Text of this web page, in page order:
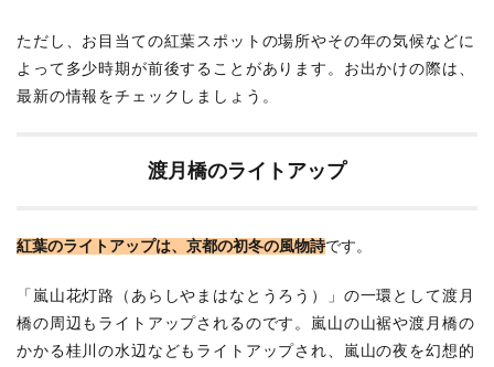
ただし、お目当ての紅葉スポットの場所やその年の気候などに
よって多少時期が前後することがあります。お出かけの際は、
最新の情報をチェックしましょう。
渡月橋のライトアップ
紅葉のライトアップは、京都の初冬の風物詩です。
「嵐山花灯路（あらしやまはなとうろう）」の一環として渡月
橋の周辺もライトアップされるのです。嵐山の山裾や渡月橋の
かかる桂川の水辺などもライトアップされ、嵐山の夜を幻想的